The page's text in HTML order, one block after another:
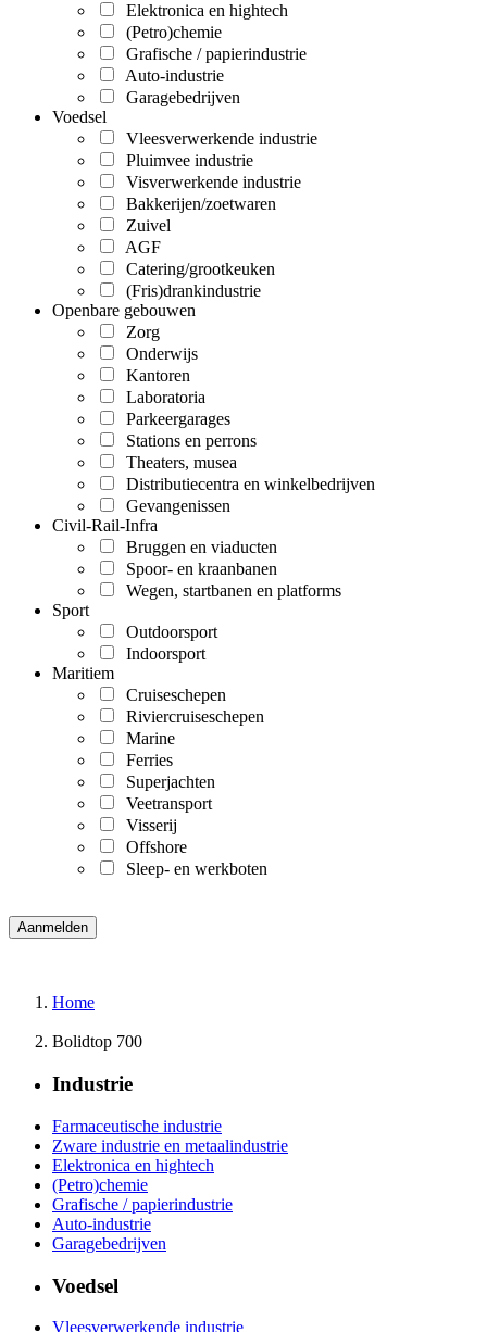
Elektronica en hightech
(Petro)chemie
Grafische / papierindustrie
Auto-industrie
Garagebedrijven
Voedsel
Vleesverwerkende industrie
Pluimvee industrie
Visverwerkende industrie
Bakkerijen/zoetwaren
Zuivel
AGF
Catering/grootkeuken
(Fris)drankindustrie
Openbare gebouwen
Zorg
Onderwijs
Kantoren
Laboratoria
Parkeergarages
Stations en perrons
Theaters, musea
Distributiecentra en winkelbedrijven
Gevangenissen
Civil-Rail-Infra
Bruggen en viaducten
Spoor- en kraanbanen
Wegen, startbanen en platforms
Sport
Outdoorsport
Indoorsport
Maritiem
Cruiseschepen
Riviercruiseschepen
Marine
Ferries
Superjachten
Veetransport
Visserij
Offshore
Sleep- en werkboten
Home
Bolidtop 700
Industrie
Farmaceutische industrie
Zware industrie en metaalindustrie
Elektronica en hightech
(Petro)chemie
Grafische / papierindustrie
Auto-industrie
Garagebedrijven
Voedsel
Vleesverwerkende industrie